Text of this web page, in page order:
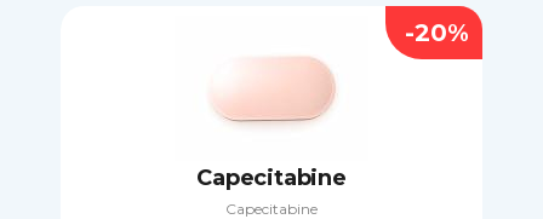
Capecitabine
Capecitabine
-20%